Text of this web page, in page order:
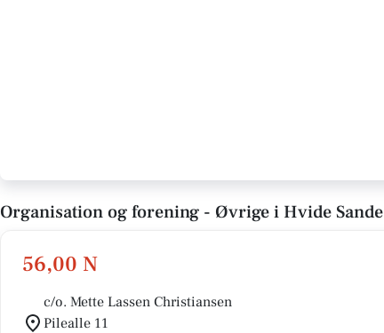
Organisation og forening - Øvrige i Hvide Sande
56,00 N
c/o. Mette Lassen Christiansen
Pilealle 11